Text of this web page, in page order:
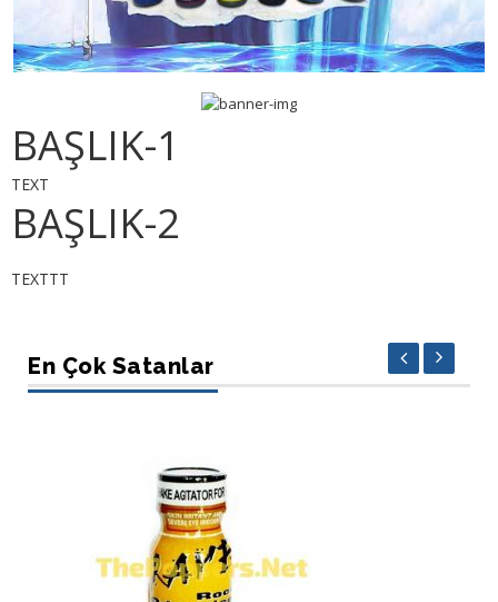
BAŞLIK-1
TEXT
BAŞLIK-2
TEXTTT
En Çok Satanlar